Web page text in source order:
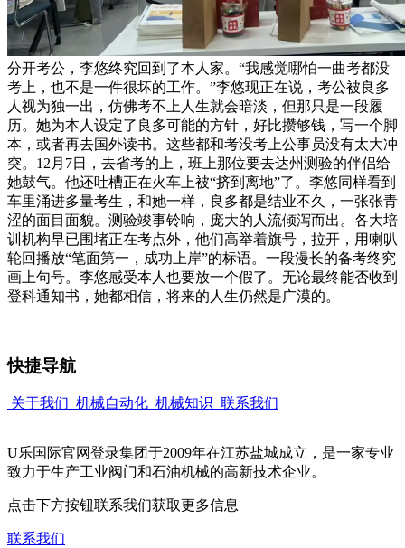
分开考公，李悠终究回到了本人家。“我感觉哪怕一曲考都没
考上，也不是一件很坏的工作。”李悠现正在说，考公被良多
人视为独一出，仿佛考不上人生就会暗淡，但那只是一段履
历。她为本人设定了良多可能的方针，好比攒够钱，写一个脚
本，或者再去国外读书。这些都和考没考上公事员没有太大冲
突。12月7日，去省考的上，班上那位要去达州测验的伴侣给
她鼓气。他还吐槽正在火车上被“挤到离地”了。李悠同样看到
车里涌进多量考生，和她一样，良多都是结业不久，一张张青
涩的面目面貌。测验竣事铃响，庞大的人流倾泻而出。各大培
训机构早已围堵正在考点外，他们高举着旗号，拉开，用喇叭
轮回播放“笔面第一，成功上岸”的标语。一段漫长的备考终究
画上句号。李悠感受本人也要放一个假了。无论最终能否收到
登科通知书，她都相信，将来的人生仍然是广漠的。
快捷导航
关于我们 机械自动化 机械知识 联系我们
U乐国际官网登录集团于2009年在江苏盐城成立，是一家专业
致力于生产工业阀门和石油机械的高新技术企业。
点击下方按钮联系我们获取更多信息
联系我们